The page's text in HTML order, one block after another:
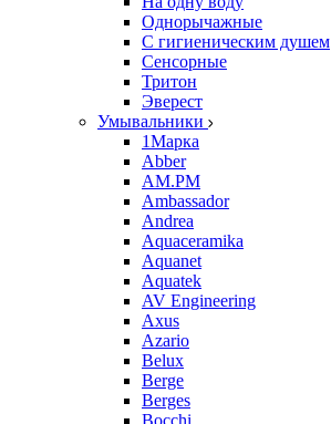
Однорычажные
С гигиеническим душем
Сенсорные
Тритон
Эверест
Умывальники
1Марка
Abber
AM.PM
Ambassador
Andrea
Aquaceramika
Aquanet
Aquatek
AV Engineering
Axus
Azario
Belux
Berge
Berges
Bocchi